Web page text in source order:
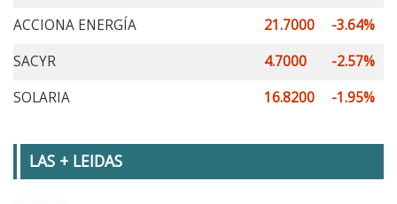
ACCIONA ENERGÍA
21.7000
-3.64%
SACYR
4.7000
-2.57%
SOLARIA
16.8200 -1.95%
LAS + LEIDAS